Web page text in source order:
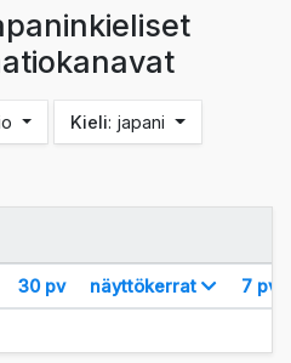
Kieli: japani
30 pv näyttökerrat 7 pv